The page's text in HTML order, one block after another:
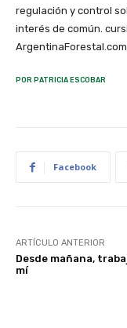
regulación y control
interés de común.
ArgentinaForestal.com
POR PATRICIA ESCOBAR
Facebook
ARTÍCULO ANTERIOR
Desde mañana,
mí